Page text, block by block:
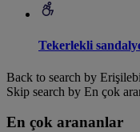
Tekerlekli
Back to search by
Skip search by En çok
En çok arananlar